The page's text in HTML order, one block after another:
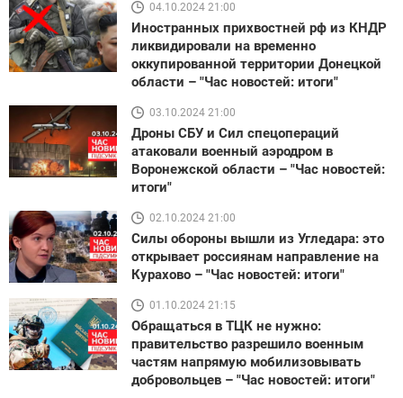
04.10.2024 21:00
Иностранных прихвостней рф из КНДР
ликвидировали на временно
оккупированной территории Донецкой
области – "Час новостей: итоги"
03.10.2024 21:00
Дроны СБУ и Сил спецопераций
атаковали военный аэродром в
Воронежской области – "Час новостей:
итоги"
02.10.2024 21:00
Силы обороны вышли из Угледара: это
открывает россиянам направление на
Курахово – "Час новостей: итоги"
01.10.2024 21:15
Обращаться в ТЦК не нужно:
правительство разрешило военным
частям напрямую мобилизовывать
добровольцев – "Час новостей: итоги"